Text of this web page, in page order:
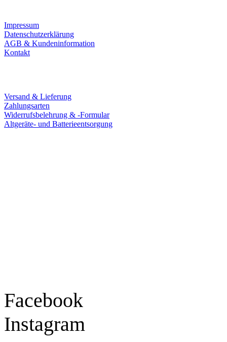
Impressum
Datenschutzerklärung
AGB & Kundeninformation
Kontakt
Versand & Lieferung
Zahlungsarten
Widerrufsbelehrung & -Formular
Altgeräte- und Batterieentsorgung
Facebook
Instagram